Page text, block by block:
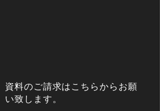
​資料のご請求はこちらからお願
い致します。